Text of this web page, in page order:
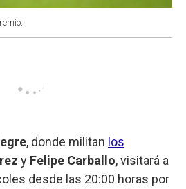
, donde militan los
y Felipe Carballo, visitará a
desde las 20:00 horas por